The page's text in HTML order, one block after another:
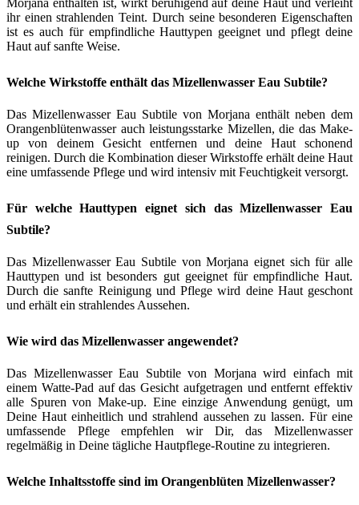
Morjana enthalten ist, wirkt beruhigend auf deine Haut und verleiht
ihr einen strahlenden Teint. Durch seine besonderen Eigenschaften
ist es auch für empfindliche Hauttypen geeignet und pflegt deine
Haut auf sanfte Weise.
Welche Wirkstoffe enthält das Mizellenwasser Eau Subtile?
Das Mizellenwasser Eau Subtile von Morjana enthält neben dem
Orangenblütenwasser auch leistungsstarke Mizellen, die das Make-
up von deinem Gesicht entfernen und deine Haut schonend
reinigen. Durch die Kombination dieser Wirkstoffe erhält deine Haut
eine umfassende Pflege und wird intensiv mit Feuchtigkeit versorgt.
Für welche Hauttypen eignet sich das Mizellenwasser Eau
Subtile?
Das Mizellenwasser Eau Subtile von Morjana eignet sich für alle
Hauttypen und ist besonders gut geeignet für empfindliche Haut.
Durch die sanfte Reinigung und Pflege wird deine Haut geschont
und erhält ein strahlendes Aussehen.
Wie wird das Mizellenwasser angewendet?
Das Mizellenwasser Eau Subtile von Morjana wird einfach mit
einem Watte-Pad auf das Gesicht aufgetragen und entfernt effektiv
alle Spuren von Make-up. Eine einzige Anwendung genügt, um
Deine Haut einheitlich und strahlend aussehen zu lassen. Für eine
umfassende Pflege empfehlen wir Dir, das Mizellenwasser
regelmäßig in Deine tägliche Hautpflege-Routine zu integrieren.
Welche Inhaltsstoffe sind im Orangenblüten Mizellenwasser?